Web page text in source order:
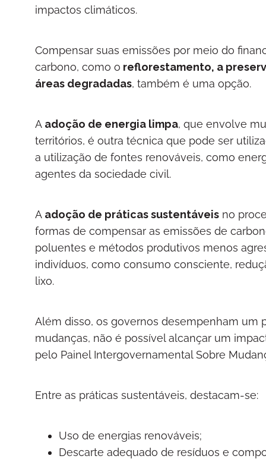
impactos climáticos.
Compensar suas emissões por meio do
carbono, como o reflorestamento, a
áreas degradadas, também é uma opção.
A adoção de energia limpa, que envolve
territórios, é outra técnica que pode ser
a utilização de fontes renováveis, como
agentes da sociedade civil.
A adoção de práticas sustentáveisno
formas de compensar as emissões de
poluentes e métodos produtivos menos
indivíduos, como consumo consciente,
lixo.
Além disso, os governos desempenham um
mudanças, não é possível alcançar um
pelo Painel Intergovernamental Sobre
Entre as práticas sustentáveis, destacam-se:
Uso de energias renováveis;
Descarte adequado de resíduos e